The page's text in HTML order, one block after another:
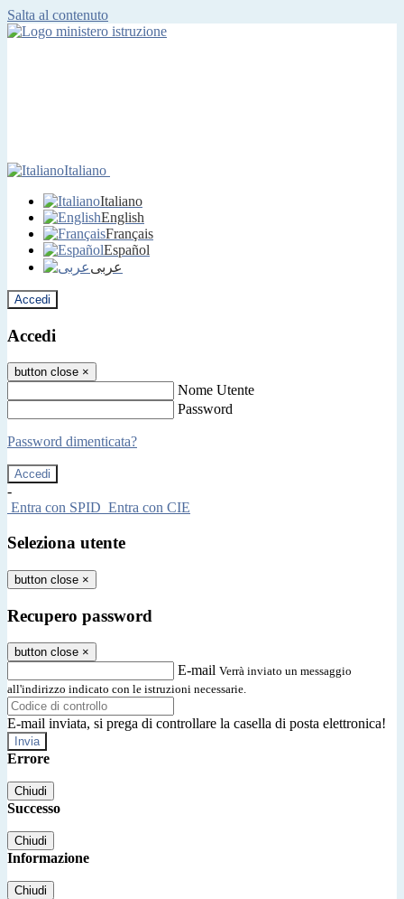
Salta al contenuto
Italiano
Italiano
English
Français
Español
عربى
Accedi
Accedi
button close ×
Nome Utente
Password
Password dimenticata?
-
Entra con SPID Entra con CIE
Seleziona utente
button close ×
Recupero password
button close ×
E-mail Verrà inviato un messaggio
all'indirizzo indicato con le istruzioni necessarie.
E-mail inviata, si prega di controllare la casella di posta elettronica!
Errore
Chiudi
Successo
Chiudi
Informazione
Chiudi